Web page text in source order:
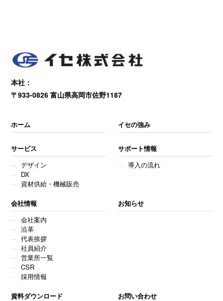
本社：
〒933-0826 富山県高岡市佐野1187
ホーム イセの強み
サービス
デザイン
DX
資材供給・機械販売
サポート情報
導入の流れ
会社情報
会社案内
沿革
代表挨拶
社員紹介
営業所一覧
CSR
採用情報
お知らせ
資料ダウンロード
お問い合わせ